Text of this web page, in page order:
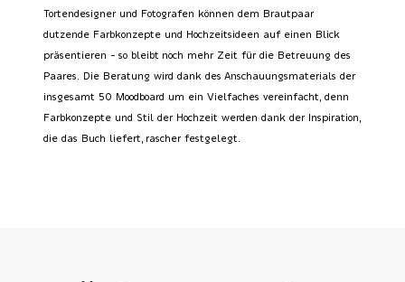
Tortendesigner und Fotografen können dem Brautpaar
dutzende Farbkonzepte und Hochzeitsideen auf einen Blick
präsentieren – so bleibt noch mehr Zeit für die Betreuung des
Paares. Die Beratung wird dank des Anschauungsmaterials der
insgesamt 50 Moodboard um ein Vielfaches vereinfacht, denn
Farbkonzepte und Stil der Hochzeit werden dank der Inspiration,
die das Buch liefert, rascher festgelegt.